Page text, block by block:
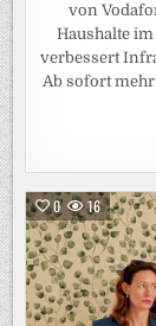
von
Haushalte
verbessert
Ab sofort
0 16